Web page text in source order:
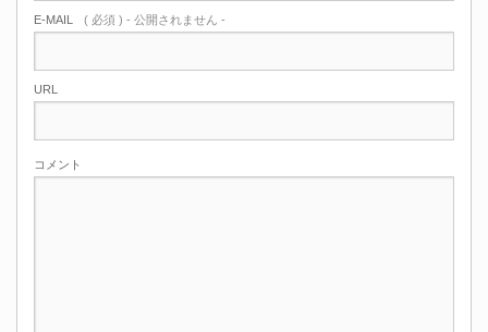
E-MAIL ( 必須 ) - 公開されません -
URL
コメント